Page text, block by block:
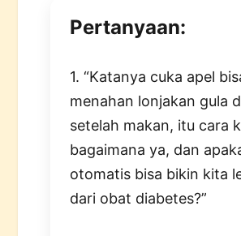
Pertanyaan:
1. “Katanya cuka apel
menahan lonjakan gula
setelah makan, itu cara
bagaimana ya, dan
otomatis bisa bikin kita
dari obat diabetes?”